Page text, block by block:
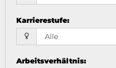
Karrierestufe:
Arbeitsverhältnis: